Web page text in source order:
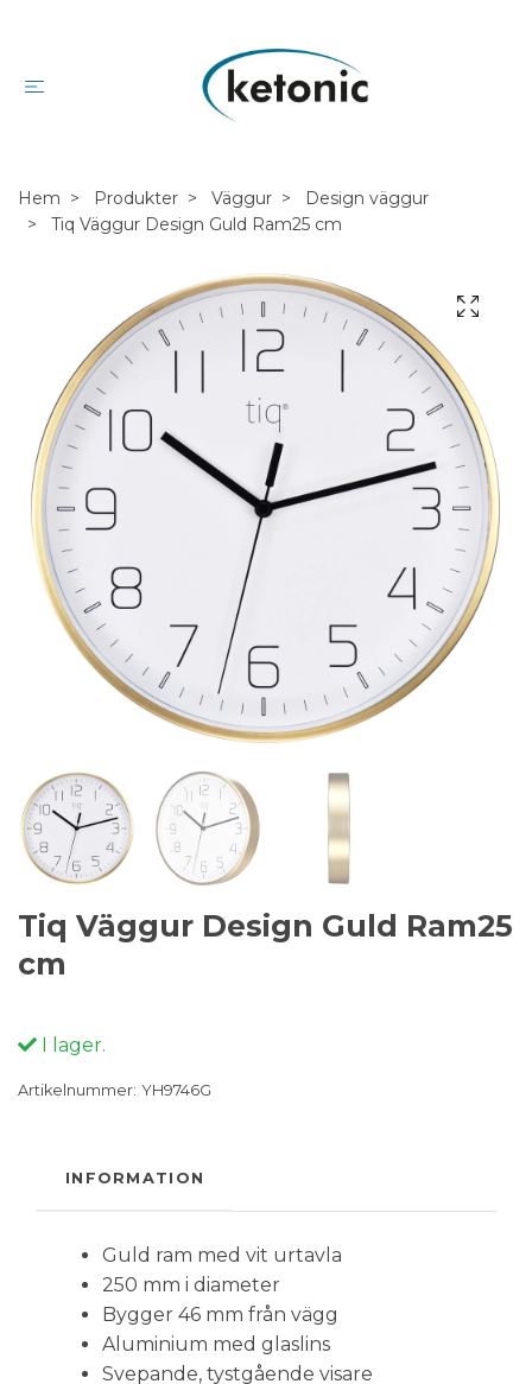
Hem Produkter Väggur
Design väggur
Tiq Väggur Design Guld Ram25 cm
Tiq Väggur Design Guld Ram25
cm
I lager.
Artikelnummer: YH9746G
INFORMATION
Guld ram med vit urtavla
250 mm i diameter
Bygger 46 mm från vägg
Aluminium med glaslins
Svepande, tystgående visare